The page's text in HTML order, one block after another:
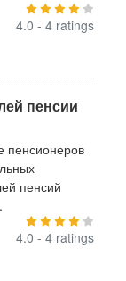
4.0 - 4 ratings
пенсии
пенсионеров
пенсий
4.0 - 4 ratings